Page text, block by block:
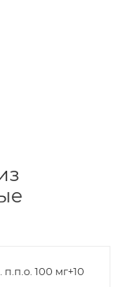
100 мг+10